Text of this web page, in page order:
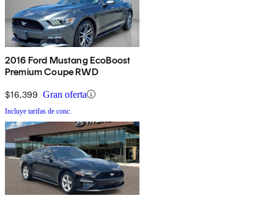
2016 Ford Mustang EcoBoost
Premium Coupe RWD
$16,399 Gran oferta
Incluye tarifas de conc.